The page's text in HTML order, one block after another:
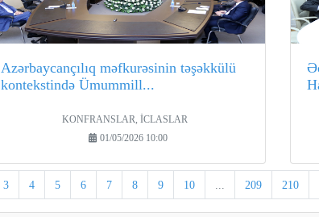
Azərbaycançılıq məfkurəsinin təşəkkülü
kontekstində Ümummill...
KONFRANSLAR, İCLASLAR
01/05/2026 10:00
3 4 5 6 7 8 9 10 209 210